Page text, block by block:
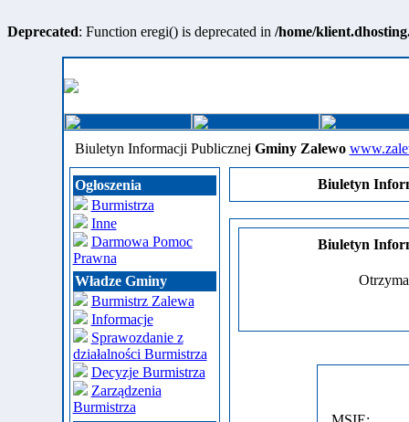
Deprecated: Function eregi() is deprecated in /home/
Biuletyn Informacji Publicznej Gminy Zalewo
Ogłoszenia
Burmistrza
Inne
Darmowa Pomoc
Prawna
Władze Gminy
Burmistrz Zalewa
Informacje
Sprawozdanie z
działalności Burmistrza
Decyzje Burmistrza
Zarządzenia
Burmistrza
Biuletyn
Biuletyn